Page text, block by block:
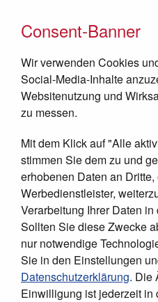
JETZT
Consent-Banner
Wir verwenden Cookies
Social-Media-Inhalte
Websitenutzung und
zu messen.
Mit dem Klick auf "Alle
stimmen Sie dem zu und
erhobenen Daten an Dritte,
Werbedienstleister,
Verarbeitung Ihrer Daten
Sollten Sie diese Zwecke
nur notwendige
Sie in den Einstellungen
Datenschutzerklärung. Die
Einwilligung ist jederzeit